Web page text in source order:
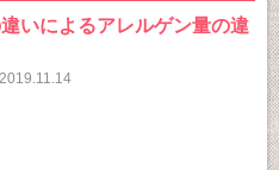
いによるアレルゲン量の違
2019.11.14